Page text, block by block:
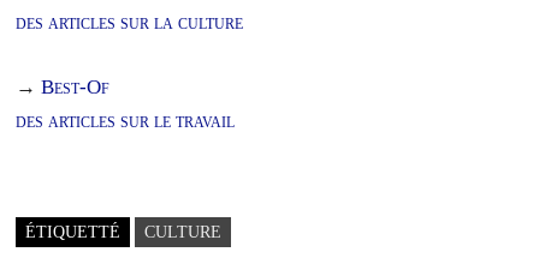
des articles sur la culture
→Best-Of
des articles sur le travail
ÉTIQUETTÉ CULTURE